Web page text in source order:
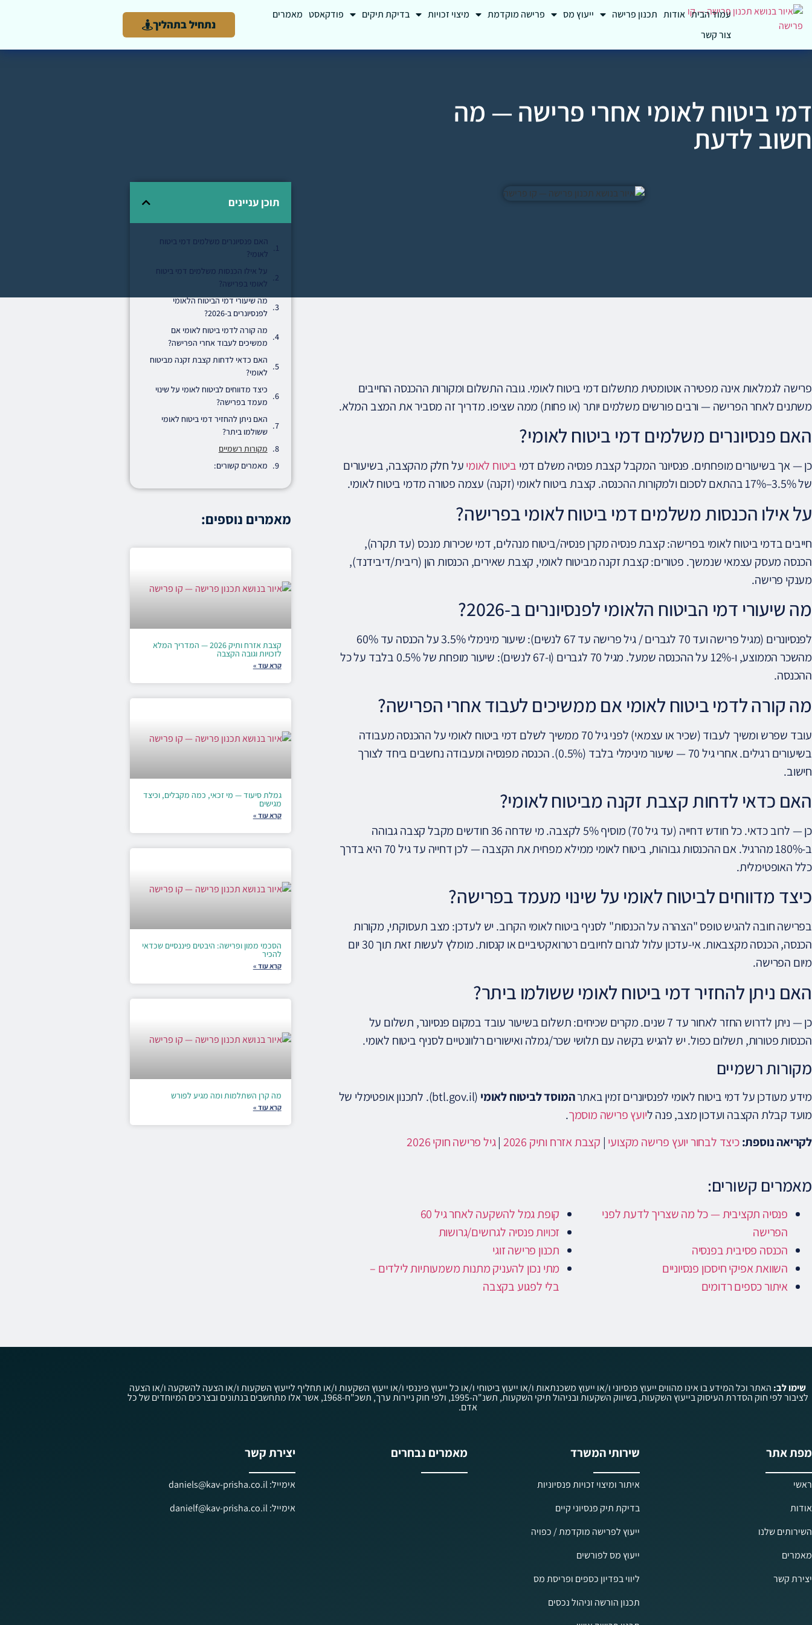
עמוד הבית אודות תכנון פרישה ייעוץ מס פרישה מוקדמת מיצוי זכויות בדיקת תיקים פודקאסט מאמרים
צור קשר
נתחיל בתהליך
דמי ביטוח לאומי אחרי פרישה — מה
חשוב לדעת
פרישה לגמלאות אינה מפטירה אוטומטית מתשלום דמי ביטוח לאומי. גובה התשלום ומקורות ההכנסה החייבים
משתנים לאחר הפרישה — ורבים פורשים משלמים יותר (או פחות) ממה שציפו. מדריך זה מסביר את המצב המלא.
האם פנסיונרים משלמים דמי ביטוח לאומי?
כן — אך בשיעורים מופחתים. פנסיונר המקבל קצבת פנסיה משלם דמי ביטוח לאומיעל חלק מהקצבה, בשיעורים
של 3.5%–17% בהתאם לסכום ולמקורות ההכנסה. קצבת ביטוח לאומי (זקנה) עצמה פטורה מדמי ביטוח לאומי.
על אילו הכנסות משלמים דמי ביטוח לאומי בפרישה?
חייבים בדמי ביטוח לאומי בפרישה: קצבת פנסיה מקרן פנסיה/ביטוח מנהלים, דמי שכירות מנכס (עד תקרה),
הכנסה מעסק עצמאי שנמשך. פטורים: קצבת זקנה מביטוח לאומי, קצבת שאירים, הכנסות הון (ריבית/דיבידנד),
מענקי פרישה.
מה שיעורי דמי הביטוח הלאומי לפנסיונרים ב-2026?
לפנסיונרים (מגיל פרישה ועד 70 לגברים / גיל פרישה עד 67 לנשים): שיעור מינימלי 3.5% על הכנסה עד 60%
מהשכר הממוצע, ו-12% על ההכנסה שמעל. מגיל 70 לגברים (ו-67 לנשים): שיעור מופחת של 0.5% בלבד על כל
ההכנסה.
מה קורה לדמי ביטוח לאומי אם ממשיכים לעבוד אחרי הפרישה?
עובד שפרש ומשיך לעבוד (שכיר או עצמאי) לפני גיל 70 ממשיך לשלם דמי ביטוח לאומי על ההכנסה מעבודה
בשיעורים רגילים. אחרי גיל 70 — שיעור מינימלי בלבד (0.5%). הכנסה מפנסיה ומעבודה נחשבים ביחד לצורך
חישוב.
האם כדאי לדחות קצבת זקנה מביטוח לאומי?
כן — לרוב כדאי. כל חודש דחייה (עד גיל 70) מוסיף 5% לקצבה. מי שדחה 36 חודשים מקבל קצבה גבוהה
ב-180% מהרגיל. אם ההכנסות גבוהות, ביטוח לאומי ממילא מפחית את הקצבה — לכן דחייה עד גיל 70 היא בדרך
כלל האופטימלית.
כיצד מדווחים לביטוח לאומי על שינוי מעמד בפרישה?
בפרישה חובה להגיש טופס "הצהרה על הכנסות" לסניף ביטוח לאומי הקרוב. יש לעדכן: מצב תעסוקתי, מקורות
הכנסה, הכנסה מקצבאות. אי-עדכון עלול לגרום לחיובים רטרואקטיביים או קנסות. מומלץ לעשות זאת תוך 30 יום
מיום הפרישה.
האם ניתן להחזיר דמי ביטוח לאומי ששולמו ביתר?
כן — ניתן לדרוש החזר לאחור עד 7 שנים. מקרים שכיחים: תשלום בשיעור עובד במקום פנסיונר, תשלום על
הכנסות פטורות, תשלום כפול. יש להגיש בקשה עם תלושי שכר/גמלה ואישורים רלוונטיים לסניף ביטוח לאומי.
מקורות רשמיים
מידע מעודכן על דמי ביטוח לאומי לפנסיונרים זמין באתרהמוסד לביטוח לאומי
(btl.gov.il). לתכנון אופטימלי של
מועד קבלת הקצבה ועדכון מצב, פנה ליועץ פרישה מוסמך.
לקריאה נוספת: כיצד לבחור יועץ פרישה מקצועי | קצבת אזרח ותיק 2026 |גיל פרישה חוקי 2026
מאמרים קשורים:
פנסיה תקציבית — כל מה שצריך לדעת לפני
הפרישה
הכנסה פסיבית בפנסיה
השוואת אפיקי חיסכון פנסיוניים
איתור כספים רדומים
קופת גמל להשקעה לאחר גיל 60
זכויות פנסיה לגרושים/גרושות
תכנון פרישה זוגי
מתי נכון להעניק מתנות משמעותיות לילדים –
בלי לפגוע בקצבה
תוכן עניינים
האם פנסיונרים משלמים דמי ביטוח
לאומי?
על אילו הכנסות משלמים דמי ביטוח
לאומי בפרישה?
מה שיעורי דמי הביטוח הלאומי
לפנסיונרים ב-2026?
מה קורה לדמי ביטוח לאומי אם
ממשיכים לעבוד אחרי הפרישה?
האם כדאי לדחות קצבת זקנה מביטוח
לאומי?
כיצד מדווחים לביטוח לאומי על שינוי
מעמד בפרישה?
האם ניתן להחזיר דמי ביטוח לאומי
ששולמו ביתר?
מקורות רשמיים
מאמרים קשורים:
מאמרים נוספים:
קצבת אזרח ותיק 2026 — המדריך המלא
לזכויות וגובה הקצבה
קרא עוד »
גמלת סיעוד — מי זכאי, כמה מקבלים, וכיצד
מגישים
קרא עוד »
הסכמי ממון ופרישה: היבטים פיננסיים שכדאי
להכיר
קרא עוד »
מה קרן השתלמות ומה מגיע לפורש
קרא עוד »
שימו לב: האתר וכל המידע בו אינו מהווים ייעוץ פנסיוני ו/או ייעוץ משכנתאות ו/או ייעוץ ביטוחי ו/או כל ייעוץ פיננסי ו/או ייעוץ השקעות ו/או תחליף לייעוץ השקעות ו/או הצעה להשקעה ו/או הצעה
לציבור לפי חוק הסדרת העיסוק בייעוץ השקעות, בשיווק השקעות ובניהול תיקי השקעות, תשנ"ה-1995, ולפי חוק ניירות ערך, תשכ"ח-1968, אשר אלו מתחשבים בנתונים ובצרכים המיוחדים של כל
אדם.
מפת אתר
ראשי
אודות
השירותים שלנו
מאמרים
יצירת קשר
שירותי המשרד
איתור ומיצוי זכויות פנסיוניות
בדיקת תיק פנסיוני קיים
ייעוץ לפרישה מוקדמת / כפויה
ייעוץ מס לפורשים
ליווי בפדיון כספים ופריסת מס
תכנון הורשה וניהול נכסים
מאמרים נבחרים יצירת קשר
אימייל: daniels@kav-prisha.co.il
אימייל: danielf@kav-prisha.co.il